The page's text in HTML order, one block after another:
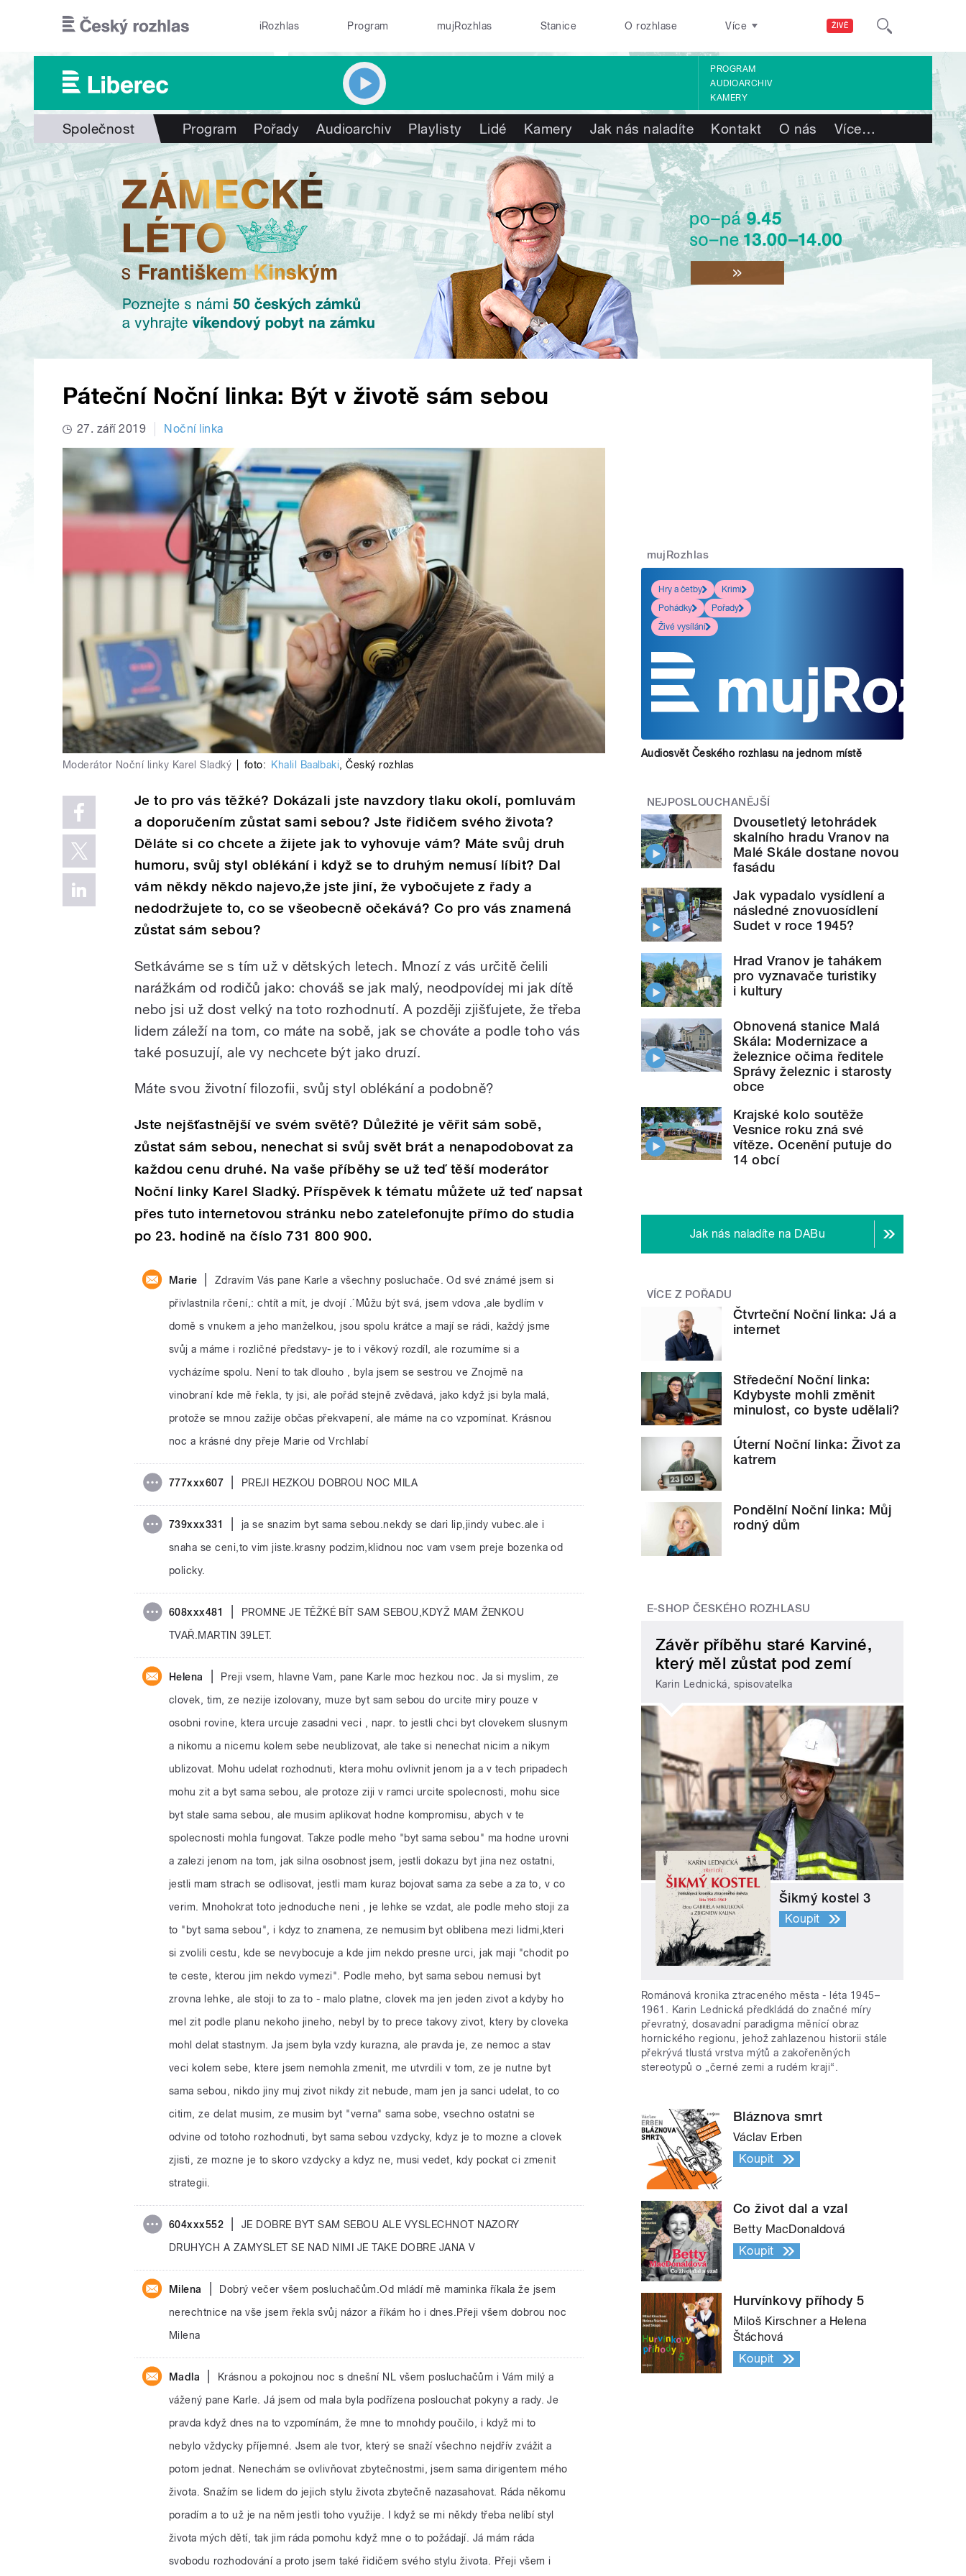
ŽIVĚ
iRozhlas Program mujRozhlas Stanice O rozhlase Více
PROGRAM
AUDIOARCHIV
KAMERY
Společnost Program Pořady Audioarchiv Playlisty Lidé Kamery Jak nás naladíte Kontakt O nás Více…
Páteční Noční linka: Být v životě sám sebou
27. září 2019 Noční linka
Moderátor Noční linky Karel Sladký foto: Khalil Baalbaki,Český rozhlas
Je to pro vás těžké? Dokázali jste navzdory tlaku okolí, pomluvám
a doporučením zůstat sami sebou? Jste řidičem svého života?
Děláte si co chcete a žijete jak to vyhovuje vám? Máte svůj druh
humoru, svůj styl oblékání i když se to druhým nemusí líbit? Dal
vám někdy někdo najevo,že jste jiní, že vybočujete z řady a
nedodržujete to, co se všeobecně očekává? Co pro vás znamená
zůstat sám sebou?
Setkáváme se s tím už v dětských letech. Mnozí z vás určitě čelili
narážkám od rodičů jako: chováš se jak malý, neodpovídej mi jak dítě
nebo jsi už dost velký na toto rozhodnutí. A později zjišťujete, že třeba
lidem záleží na tom, co máte na sobě, jak se chováte a podle toho vás
také posuzují, ale vy nechcete být jako druzí.
Máte svou životní filozofii, svůj styl oblékání a podobně?
Jste nejšťastnější ve svém světě? Důležité je věřit sám sobě,
zůstat sám sebou, nenechat si svůj svět brát a nenapodobovat za
každou cenu druhé. Na vaše příběhy se už teď těší moderátor
Noční linky Karel Sladký. Příspěvek k tématu můžete už teď napsat
přes tuto internetovou stránku nebo zatelefonujte přímo do studia
po 23. hodině na číslo 731 800 900.
Marie
Zdravím Vás pane Karle a všechny posluchače. Od své známé jsem si
přivlastnila rčení,: chtít a mít, je dvojí .´Můžu být svá, jsem vdova ,ale bydlím v
domě s vnukem a jeho manželkou, jsou spolu krátce a mají se rádi, každý jsme
svůj a máme i rozličné představy- je to i věkový rozdíl, ale rozumíme si a
vycházíme spolu. Není to tak dlouho , byla jsem se sestrou ve Znojmě na
vinobraní kde mě řekla, ty jsi, ale pořád stejně zvědavá, jako když jsi byla malá,
protože se mnou zažije občas překvapení, ale máme na co vzpomínat. Krásnou
noc a krásné dny přeje Marie od Vrchlabí
777xxx607 PREJI HEZKOU DOBROU NOC MILA
739xxx331
ja se snazim byt sama sebou.nekdy se dari lip,jindy vubec.ale i
snaha se ceni,to vim jiste.krasny podzim,klidnou noc vam vsem preje bozenka od
policky.
608xxx481
PROMNE JE TĚŽKÉ BÍT SAM SEBOU,KDYŽ MAM ŽENKOU
TVAŘ.MARTIN 39LET.
Helena
Preji vsem, hlavne Vam, pane Karle moc hezkou noc. Ja si myslim, ze
clovek, tim, ze nezije izolovany, muze byt sam sebou do urcite miry pouze v
osobni rovine, ktera urcuje zasadni veci , napr. to jestli chci byt clovekem slusnym
a nikomu a nicemu kolem sebe neublizovat, ale take si nenechat nicim a nikym
ublizovat. Mohu udelat rozhodnuti, ktera mohu ovlivnit jenom ja a v tech pripadech
mohu zit a byt sama sebou, ale protoze ziji v ramci urcite spolecnosti, mohu sice
byt stale sama sebou, ale musim aplikovat hodne kompromisu, abych v te
spolecnosti mohla fungovat. Takze podle meho "byt sama sebou" ma hodne urovni
a zalezi jenom na tom, jak silna osobnost jsem, jestli dokazu byt jina nez ostatni,
jestli mam strach se odlisovat, jestli mam kuraz bojovat sama za sebe a za to, v co
verim. Mnohokrat toto jednoduche neni , je lehke se vzdat, ale podle meho stoji za
to "byt sama sebou", i kdyz to znamena, ze nemusim byt oblibena mezi lidmi,kteri
si zvolili cestu, kde se nevybocuje a kde jim nekdo presne urci, jak maji "chodit po
te ceste, kterou jim nekdo vymezi". Podle meho, byt sama sebou nemusi byt
zrovna lehke, ale stoji to za to - malo platne, clovek ma jen jeden zivot a kdyby ho
mel zit podle planu nekoho jineho, nebyl by to prece takovy zivot, ktery by cloveka
mohl delat stastnym. Ja jsem byla vzdy kurazna, ale pravda je, ze nemoc a stav
veci kolem sebe, ktere jsem nemohla zmenit, me utvrdili v tom, ze je nutne byt
sama sebou, nikdo jiny muj zivot nikdy zit nebude, mam jen ja sanci udelat, to co
citim, ze delat musim, ze musim byt "verna" sama sobe, vsechno ostatni se
odvine od totoho rozhodnuti, byt sama sebou vzdycky, kdyz je to mozne a clovek
zjisti, ze mozne je to skoro vzdycky a kdyz ne, musi vedet, kdy pockat ci zmenit
strategii.
604xxx552
JE DOBRE BYT SAM SEBOU ALE VYSLECHNOT NAZORY
DRUHYCH A ZAMYSLET SE NAD NIMI JE TAKE DOBRE JANA V
Milena
Dobrý večer všem posluchačům.Od mládí mě maminka říkala že jsem
nerechtnice na vše jsem řekla svůj názor a říkám ho i dnes.Přeji všem dobrou noc
Milena
Madla
Krásnou a pokojnou noc s dnešní NL všem posluchačům i Vám milý a
vážený pane Karle. Já jsem od mala byla podřízena poslouchat pokyny a rady. Je
pravda když dnes na to vzpomínám, že mne to mnohdy poučilo, i když mi to
nebylo vždycky příjemné. Jsem ale tvor, který se snaží všechno nejdřív zvážit a
potom jednat. Nenechám se ovlivňovat zbytečnostmi, jsem sama dirigentem mého
života. Snažím se lidem do jejich stylu života zbytečně nazasahovat. Ráda někomu
poradím a to už je na něm jestli toho využije. I když se mi někdy třeba nelíbí styl
života mých dětí, tak jim ráda pomohu když mne o to požádají. Já mám ráda
svobodu rozhodování a proto jsem také řidičem svého stylu života. Přeji všem i
mujRozhlas
Hry a četby
Krimi
Pohádky
Pořady
Živé vysílání
Audiosvět Českého rozhlasu na jednom místě
NEJPOSLOUCHANĚJŠÍ
Dvousetletý letohrádek
skalního hradu Vranov na
Malé Skále dostane novou
fasádu
Jak vypadalo vysídlení a
následné znovuosídlení
Sudet v roce 1945?
Hrad Vranov je tahákem
pro vyznavače turistiky
i kultury
Obnovená stanice Malá
Skála: Modernizace a
železnice očima ředitele
Správy železnic i starosty
obce
Krajské kolo soutěže
Vesnice roku zná své
vítěze. Ocenění putuje do
14 obcí
Jak nás naladíte na DABu
VÍCE Z POŘADU
Čtvrteční Noční linka: Já a
internet
Středeční Noční linka:
Kdybyste mohli změnit
minulost, co byste udělali?
Úterní Noční linka: Život za
katrem
Pondělní Noční linka: Můj
rodný dům
E-SHOP ČESKÉHO ROZHLASU
Závěr příběhu staré Karviné,
který měl zůstat pod zemí
Karin Lednická, spisovatelka
Šikmý kostel 3
Koupit
Románová kronika ztraceného města - léta 1945–
1961. Karin Lednická předkládá do značné míry
převratný, dosavadní paradigma měnící obraz
hornického regionu, jehož zahlazenou historii stále
překrývá tlustá vrstva mýtů a zakořeněných
stereotypů o „černé zemi a rudém kraji“.
Bláznova smrt
Václav Erben
Koupit
Co život dal a vzal
Betty MacDonaldová
Koupit
Hurvínkovy příhody 5
Miloš Kirschner a Helena
Štáchová
Koupit